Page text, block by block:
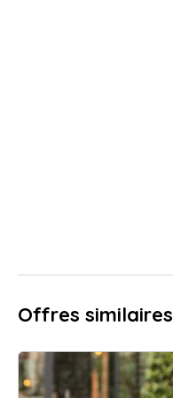
Offres similaires